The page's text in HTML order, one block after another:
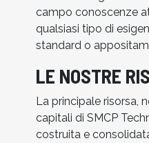
campo conoscenze
qualsiasi tipo di
standard o
LE NOSTRE
La principale risorsa,
capitali di SMCP
costruita e